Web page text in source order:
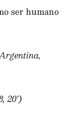
ser humano
20’)